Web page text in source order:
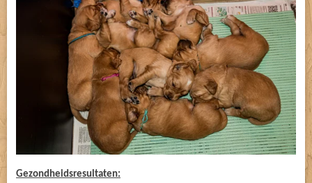
Gezondheidsresultaten: